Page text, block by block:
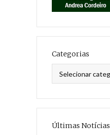
Categorias
Últimas Notícias